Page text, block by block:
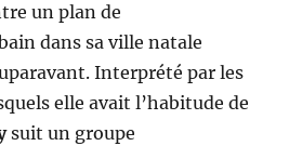
un plan de
dans sa ville natale
Interprété par les
elle avait l’habitude de
suit un groupe